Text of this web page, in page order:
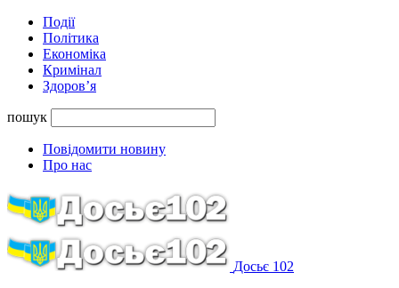
Події
Політика
Економіка
Кримінал
Здоров’я
пошук
Повідомити новину
Про нас
Досьє 102